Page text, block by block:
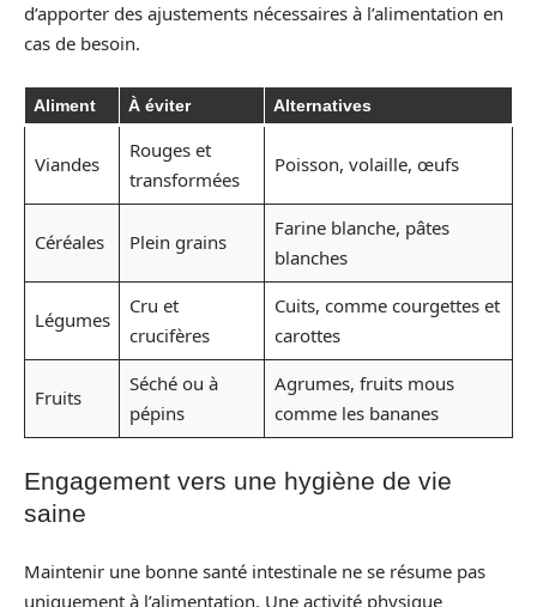
d’apporter des ajustements nécessaires à l’alimentation en
cas de besoin.
Aliment À éviter Alternatives
Viandes
Rouges et
transformées
Poisson, volaille, œufs
Céréales Plein grains
Farine blanche, pâtes
blanches
Légumes
Cru et
crucifères
Cuits, comme courgettes et
carottes
Fruits
Séché ou à
pépins
Agrumes, fruits mous
comme les bananes
Engagement vers une hygiène de vie
saine
Maintenir une bonne santé intestinale ne se résume pas
uniquement à l’alimentation. Une activité physique